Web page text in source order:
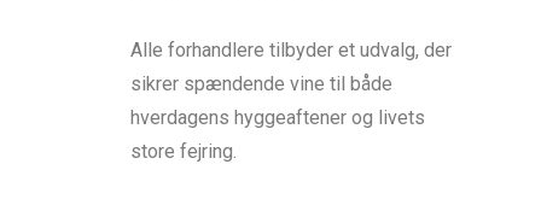
Alle forhandlere tilbyder et udvalg, der
sikrer spændende vine til både
hverdagens hyggeaftener og livets
store fejring.